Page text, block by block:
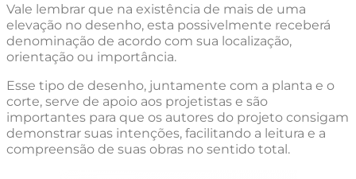
Vale lembrar que na existência de mais de uma
elevação no desenho, esta possivelmente receberá
denominação de acordo com sua localização,
orientação ou importância.
Esse tipo de desenho, juntamente com a planta e o
corte, serve de apoio aos projetistas e são
importantes para que os autores do projeto consigam
demonstrar suas intenções, facilitando a leitura e a
compreensão de suas obras no sentido total.